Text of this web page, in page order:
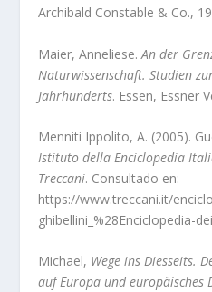
Archibald Constable & Co.,
Maier, Anneliese.An der
Naturwissenschaft. Studien
Jahrhunderts. Essen, Essner
Menniti Ippolito, A. (2005).
Istituto della Enciclopedia
Treccani. Consultado en:
https://www.treccani.it/
ghibellini_%28Enciclopedia-
Michael, Wege ins Diesseits.
auf Europa und europäisches